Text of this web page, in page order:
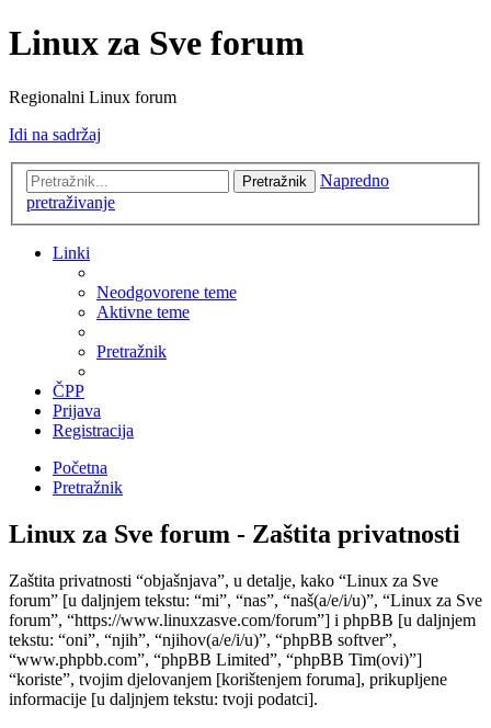
Linux za Sve forum
Regionalni Linux forum
Idi na sadržaj
Pretražnik
Napredno
pretraživanje
Linki
Neodgovorene teme
Aktivne teme
Pretražnik
ČPP
Prijava
Registracija
Početna
Pretražnik
Linux za Sve forum - Zaštita privatnosti
Zaštita privatnosti “objašnjava”, u detalje, kako “Linux za Sve
forum” [u daljnjem tekstu: “mi”, “nas”, “naš(a/e/i/u)”, “Linux za Sve
forum”, “https://www.linuxzasve.com/forum”] i phpBB [u daljnjem
tekstu: “oni”, “njih”, “njihov(a/e/i/u)”, “phpBB softver”,
“www.phpbb.com”, “phpBB Limited”, “phpBB Tim(ovi)”]
“koriste”, tvojim djelovanjem [korištenjem foruma], prikupljene
informacije [u daljnjem tekstu: tvoji podatci].